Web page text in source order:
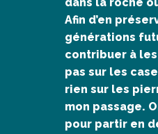
Afin d’en
générations
contribuer à
pas sur les
rien sur les
mon passage.
pour partir en